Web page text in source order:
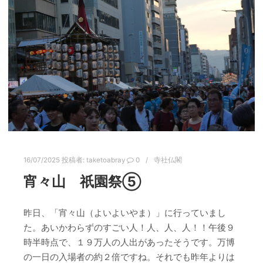
16/07/2025 投稿者: taketoabray 0 寺社仏閣
宵々山 祇園祭⑤
昨日、「宵々山（よいよいやま）」に行っていまし
た。あいかわらずのすごい人！人、人、人！！午後９
時半時点で、１９万人の人出があったそうです。万博
の一日の入場者の約２倍ですね。それでも昨年よりは